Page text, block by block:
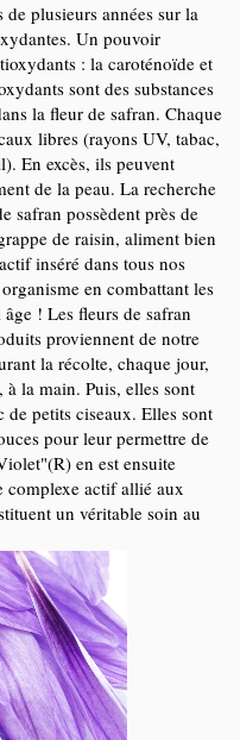
plusieurs années sur la
Un pouvoir
: la caroténoïde et
sont des substances
la fleur de safran. Chaque
libres (rayons UV, tabac,
En excès, ils peuvent
de la peau. La recherche
safran possèdent près de
de raisin, aliment bien
inséré dans tous nos
en combattant les
! Les fleurs de safran
proviennent de notre
la récolte, chaque jour,
à la main. Puis, elles sont
de petits ciseaux. Elles sont
pour leur permettre de
en est ensuite
complexe actif allié aux
un véritable soin au